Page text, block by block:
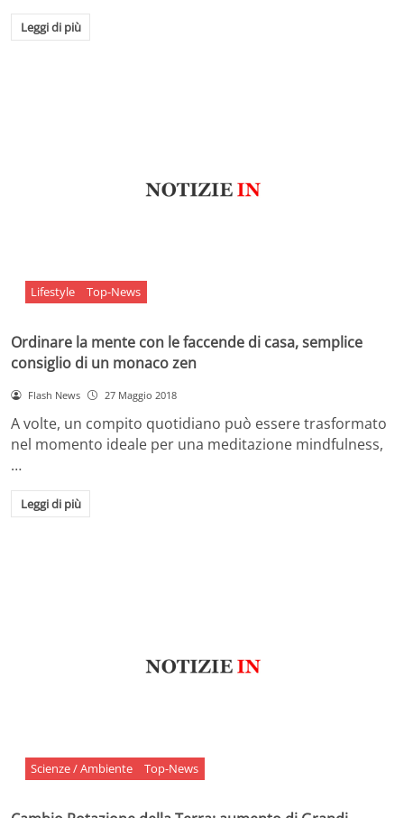
Leggi di più
Lifestyle Top-News
Ordinare la mente con le faccende di casa, semplice
consiglio di un monaco zen
Flash News 27 Maggio 2018
A volte, un compito quotidiano può essere trasformato
nel momento ideale per una meditazione mindfulness,
…
Leggi di più
Scienze / Ambiente Top-News